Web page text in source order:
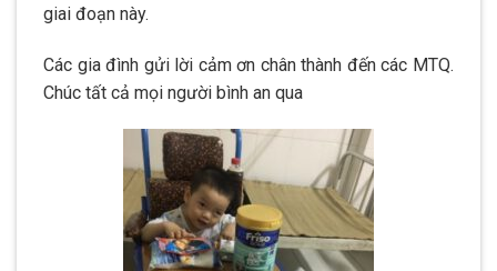
giai đoạn này.
Các gia đình gửi lời cảm ơn chân thành đến các MTQ.
Chúc tất cả mọi người bình an qua